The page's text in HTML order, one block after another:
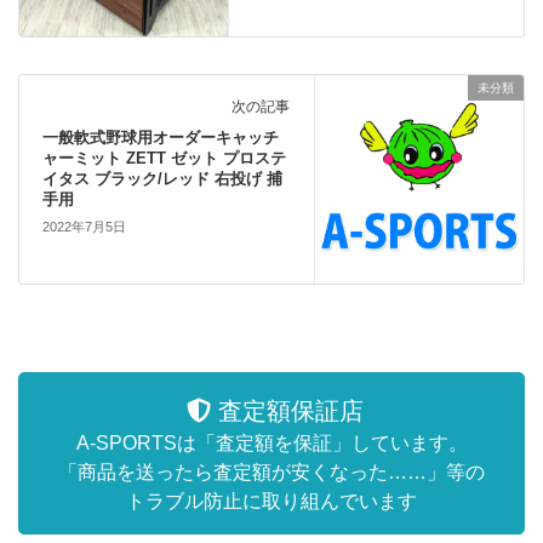
未分類
次の記事
一般軟式野球用オーダーキャッチ
ャーミット ZETT ゼット プロステ
イタス ブラック/レッド 右投げ 捕
手用
2022年7月5日
査定額保証店
A-SPORTSは「査定額を保証」しています。
「商品を送ったら査定額が安くなった……」等の
トラブル防止に取り組んでいます